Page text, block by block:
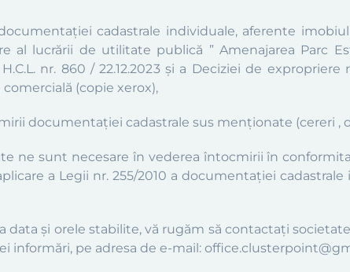
cadastrale individuale, aferente
al lucrării de utilitate publică ” Amenajarea Parc
nr. 860 / 22.12.2023 și a Deciziei de expropriere
(copie xerox),
documentației cadastrale sus menționate (cereri ,
ne sunt necesare în vederea întocmirii în
a Legii nr. 255/2010 a documentației
și orele stabilite, vă rugăm să contactați
informări, pe adresa de e-mail: